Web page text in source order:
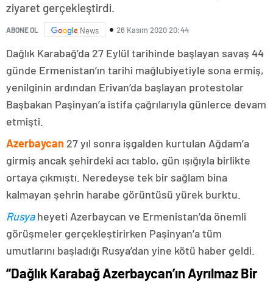
ziyaret gerçekleştirdi.
ABONE OL News 26 Kasım 2020 20:44
Dağlık Karabağ’da 27 Eylül tarihinde başlayan savaş 44
günde Ermenistan’ın tarihi mağlubiyetiyle sona ermiş,
yenilginin ardından Erivan’da başlayan protestolar
Başbakan Paşinyan’a istifa çağrılarıyla günlerce devam
etmişti.
Azerbaycan 27 yıl sonra işgalden kurtulan Ağdam’a
girmiş ancak şehirdeki acı tablo, gün ışığıyla birlikte
ortaya çıkmıştı. Neredeyse tek bir sağlam bina
kalmayan şehrin harabe görüntüsü yürek burktu.
Rusyaheyeti Azerbaycan ve Ermenistan’da önemli
görüşmeler gerçekleştirirken Paşinyan’a tüm
umutlarını başladığı Rusya’dan yine kötü haber geldi.
“Dağlık Karabağ Azerbaycan’ın Ayrılmaz Bir